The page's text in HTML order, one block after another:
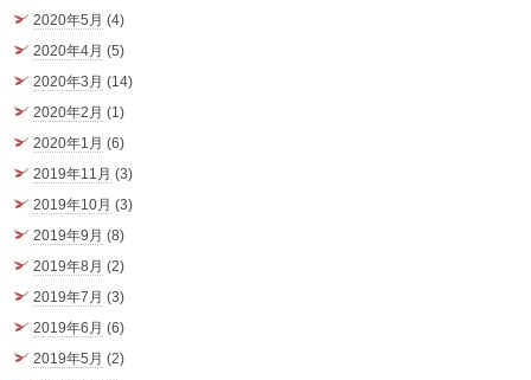
2020年5月 (4)
2020年4月 (5)
2020年3月 (14)
2020年2月 (1)
2020年1月 (6)
2019年11月 (3)
2019年10月 (3)
2019年9月 (8)
2019年8月 (2)
2019年7月 (3)
2019年6月 (6)
2019年5月 (2)